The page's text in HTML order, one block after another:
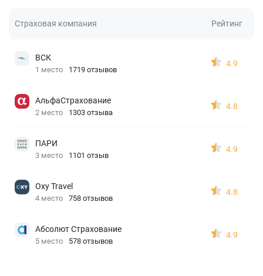
Страховая компания Рейтинг
ВСК
1 место 1719 отзывов
4.9
АльфаСтрахование
2 место 1303 отзыва
4.8
ПАРИ
3 место 1101 отзыв
4.9
Oxy Travel
4 место 758 отзывов
4.8
Абсолют Страхование
5 место 578 отзывов
4.9